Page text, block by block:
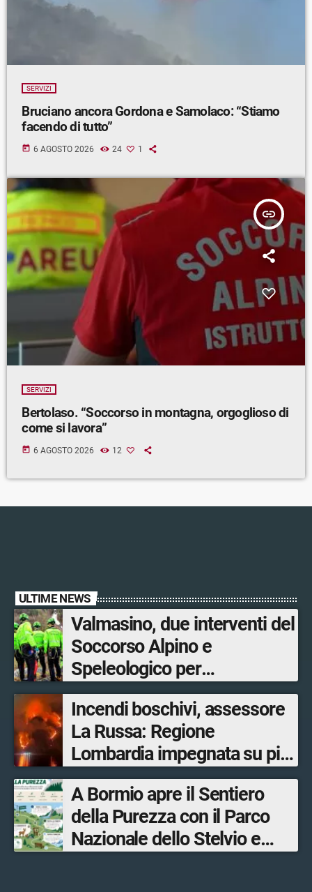
SERVIZI
Bruciano ancora Gordona e Samolaco: “Stiamo
facendo di tutto”
today 6 AGOSTO 2026 24 1
insert_link
SERVIZI
Bertolaso. “Soccorso in montagna, orgoglioso di
come si lavora”
today 6 AGOSTO 2026 12
ULTIME NEWS
Valmasino, due interventi del
Soccorso Alpino e
Speleologico per
escursionisti in difficoltà
Incendi boschivi, assessore
La Russa: Regione
Lombardia impegnata su più
fronti, 48 volontari coinvolti
tra le province di Lecco,
Sondrio, Milano e Como
A Bormio apre il Sentiero
della Purezza con il Parco
Nazionale dello Stelvio e